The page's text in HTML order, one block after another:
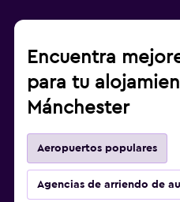
Encuentra
para tu
Mánchester
Aeropuertos populares
Agencias de arriendo de